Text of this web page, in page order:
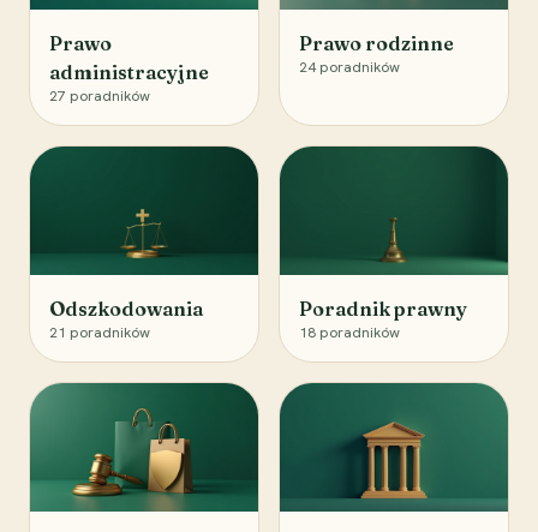
Prawo
administracyjne
27 poradników
Prawo rodzinne
24 poradników
Odszkodowania
21 poradników
Poradnik prawny
18 poradników